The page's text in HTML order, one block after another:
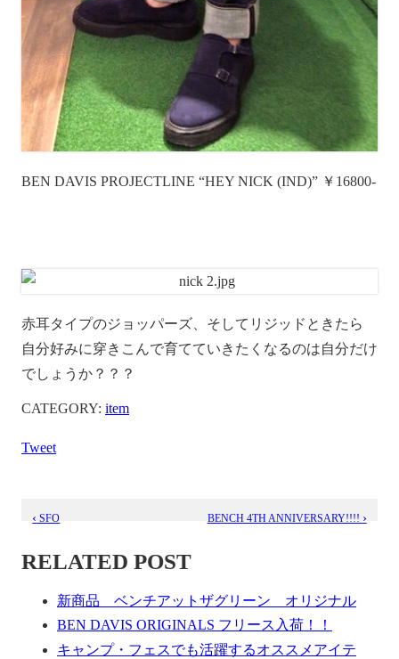
BEN DAVIS PROJECTLINE “HEY NICK (IND)” ￥16800-
赤耳タイプのジョッパーズ、そしてリジッドときたら
自分好みに穿きこんで育てていきたくなるのは自分だけ
でしょうか？？？
CATEGORY: item
Tweet
‹ SFO BENCH 4TH ANNIVERSARY!!!! ›
RELATED POST
新商品 ベンチアットザグリーン オリジナル
BEN DAVIS ORIGINALS フリース入荷！！
キャンプ・フェスでも活躍するオススメアイテ